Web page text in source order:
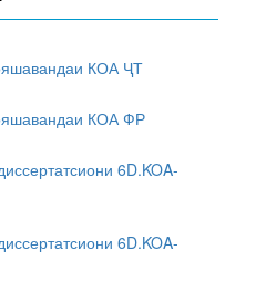
КОА ҶТ
КОА ФР
6D.KOA-
6D.KOA-